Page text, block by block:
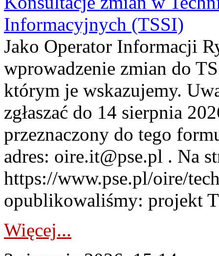
Informacyjnych (TSSI)
Jako Operator Informacji
wprowadzenie zmian do
którym je wskazujemy.
zgłaszać do 14 sierpnia
przeznaczony do tego
adres: oire.it@pse.pl . Na
https://www.pse.pl/oire/
opublikowaliśmy: projekt
Więcej...